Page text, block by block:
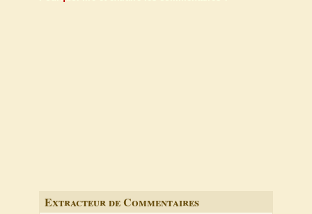
Extracteur de Commentaires